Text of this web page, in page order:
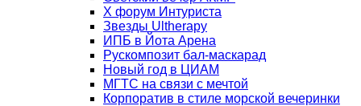
Х форум Интуриста
Звезды Ultherapy
ИПБ в Йота Арена
Рускомпозит бал-маскарад
Новый год в ЦИАМ
МГТС на связи с мечтой
Корпоратив в стиле морской вечеринки